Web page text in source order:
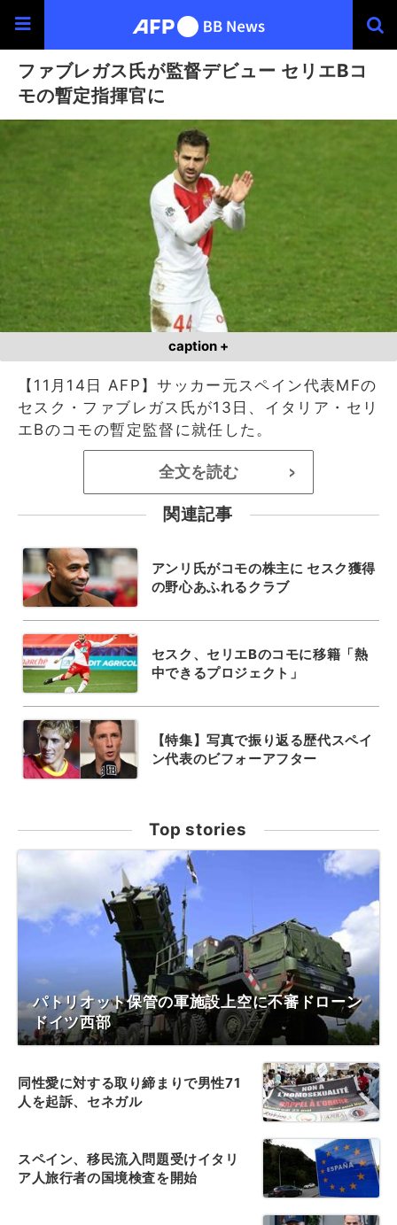
ファブレガス氏が監督デビュー セリエBコ
モの暫定指揮官に
caption +
【11月14日 AFP】サッカー元スペイン代表MFの
セスク・ファブレガス氏が13日、イタリア・セリ
エBのコモの暫定監督に就任した。
全文を読む >
関連記事
アンリ氏がコモの株主に セスク獲得
の野心あふれるクラブ
セスク、セリエBのコモに移籍「熱
中できるプロジェクト」
【特集】写真で振り返る歴代スペイ
ン代表のビフォーアフター
Top stories
パトリオット保管の軍施設上空に不審ドローン
ドイツ西部
同性愛に対する取り締まりで男性71
人を起訴、セネガル
スペイン、移民流入問題受けイタリ
ア人旅行者の国境検査を開始